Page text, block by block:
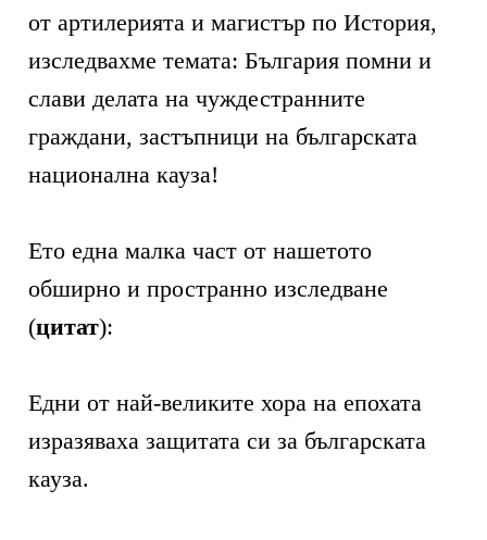
от артилерията и магистър по История,
изследвахме темата: България помни и
слави делата на чуждестранните
граждани, застъпници на българската
национална кауза!
Ето една малка част от нашетото
обширно и пространно изследване
(цитат):
Едни от най-великите хора на епохата
изразяваха защитата си за българската
кауза.